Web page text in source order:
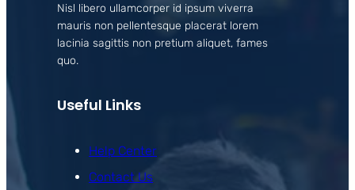
Nisl libero ullamcorper id ipsum viverra
mauris non pellentesque placerat lorem
lacinia sagittis non pretium aliquet, fames
quo.
Useful Links
Help Center
Contact Us